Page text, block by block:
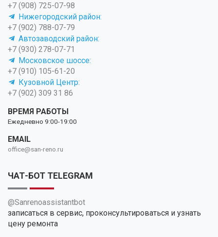
+7 (908) 725-07-98
Нижегородский район:
+7 (902) 788-07-79
Автозаводский район:
+7 (930) 278-07-71
Московское шоссе:
+7 (910) 105-61-20
Кузовной Центр:
+7 (902) 309 31 86
ВРЕМЯ РАБОТЫ
Ежедневно 9:00-19:00
EMAIL
office@san-reno.ru
ЧАТ-БОТ TELEGRAM
@Sanrenoassistantbot
записаться в сервис, проконсультироваться и узнать
цену ремонта